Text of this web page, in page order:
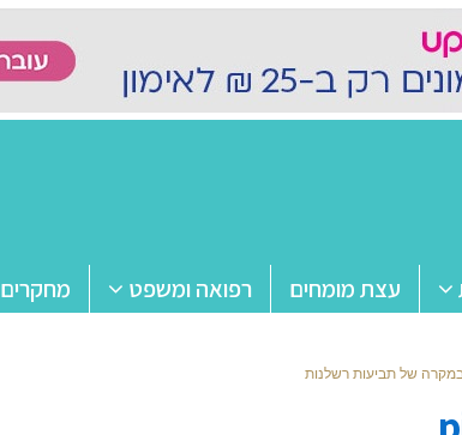
עצת מומחים רפואה ומשפט מחקרים
של תביעות רשלנות